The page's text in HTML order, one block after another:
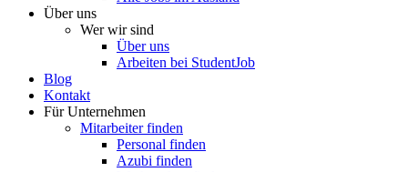
Über uns
Wer wir sind
Über uns
Arbeiten bei StudentJob
Blog
Kontakt
Für Unternehmen
Mitarbeiter finden
Personal finden
Azubi finden